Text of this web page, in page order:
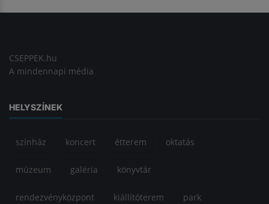
CSEPPEK.hu
A mindennapi média
HELYSZÍNEK
színház koncert étterem oktatás
múzeum galéria könyvtár
rendezvényközpont kiállítóterem park